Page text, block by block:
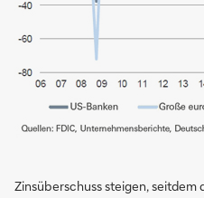
Zinsüberschuss steigen,